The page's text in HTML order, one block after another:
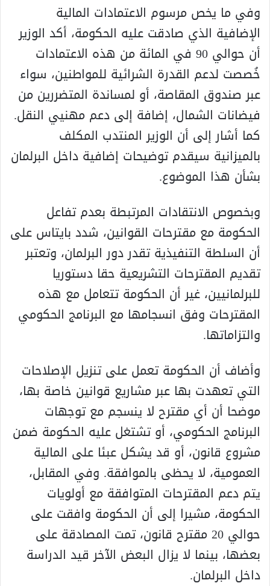
وفي ما يخص مرسوم الاعتمادات المالية
الإضافية الذي صادقت عليه الحكومة، أكد الوزير
أن حوالي 90 في المائة من هذه الاعتمادات
خُصصت لدعم القدرة الشرائية للمواطنين، سواء
عبر صندوق المقاصة، أو لمساندة المتضررين من
فيضانات الشمال، إضافة إلى دعم مهنيي النقل.
كما أشار إلى أن الوزير المنتدب المكلف
بالميزانية سيقدم توضيحات إضافية داخل البرلمان
بشأن هذا الموضوع.
وبخصوص الانتقادات المرتبطة بعدم تفاعل
الحكومة مع مقترحات القوانين، شدد بايتاس على
أن السلطة التنفيذية تقدر دور البرلمان، وتعتبر
تقديم المقترحات التشريعية حقا دستوريا
للبرلمانيين، غير أن الحكومة تتعامل مع هذه
المقترحات وفق انسجامها مع البرنامج الحكومي
والتزاماتها.
وأضاف أن الحكومة تعمل على تنزيل الإصلاحات
التي تعهدت بها عبر مشاريع قوانين خاصة بها،
موضحا أن أي مقترح لا ينسجم مع توجهات
البرنامج الحكومي، أو تشتغل عليه الحكومة ضمن
مشروع قانون، أو قد يشكل عبئا على المالية
العمومية، لا يحظى بالموافقة. وفي المقابل،
يتم دعم المقترحات المتوافقة مع أولويات
الحكومة، مشيرا إلى أن الحكومة وافقت على
حوالي 20 مقترح قانون، تمت المصادقة على
بعضها، بينما لا يزال البعض الآخر قيد الدراسة
داخل البرلمان.